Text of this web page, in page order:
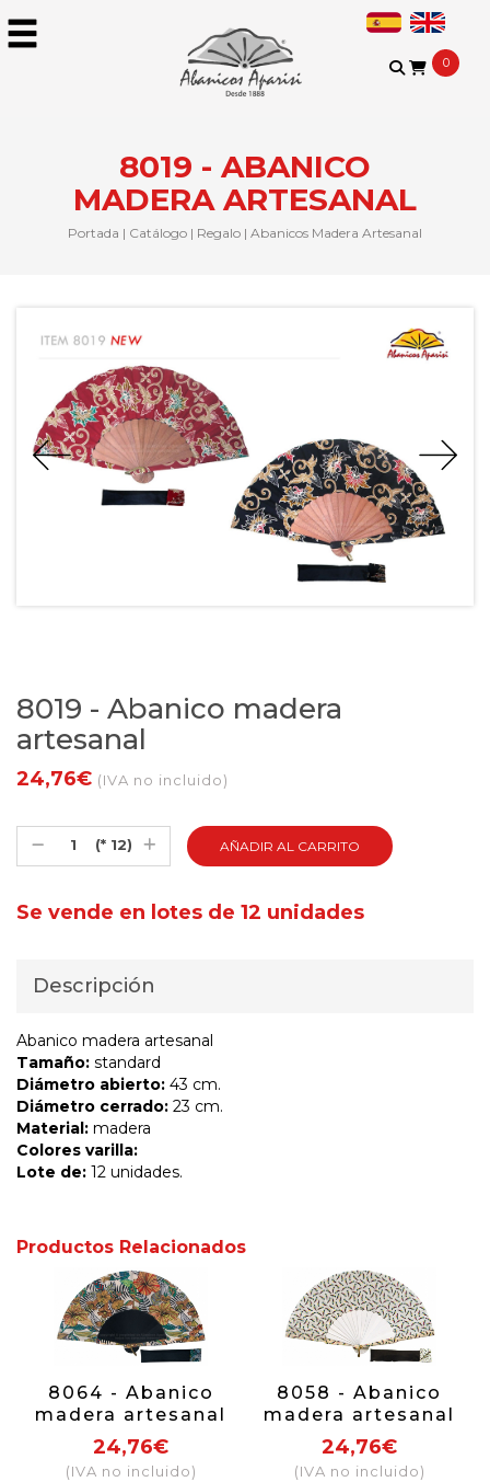
0
8019 - ABANICO
MADERA ARTESANAL
Portada | Catálogo | Regalo | Abanicos Madera Artesanal
8019 - Abanico madera
artesanal
24,76€ (IVA no incluido)
(* 12)
Se vende en lotes de 12 unidades
Descripción
Abanico madera artesanal
Tamaño: standard
Diámetro abierto: 43 cm.
Diámetro cerrado: 23 cm.
Material: madera
Colores varilla:
Lote de: 12 unidades.
Productos Relacionados
8064 - Abanico
madera artesanal
24,76€
(IVA no incluido)
8058 - Abanico
madera artesanal
24,76€
(IVA no incluido)